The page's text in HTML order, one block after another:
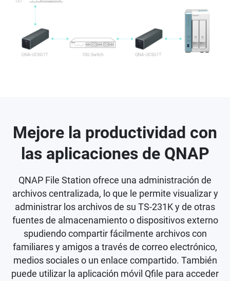
Mejore la productividad con
las aplicaciones de QNAP
QNAP File Station ofrece una administración de
archivos centralizada, lo que le permite visualizar y
administrar los archivos de su TS-231K y de otras
fuentes de almacenamiento o dispositivos externo
spudiendo compartir fácilmente archivos con
familiares y amigos a través de correo electrónico,
medios sociales o un enlace compartido. También
puede utilizar la aplicación móvil Qfile para acceder